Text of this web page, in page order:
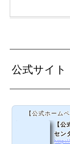
公式サイト
【公式ホーム
【
セン
http://